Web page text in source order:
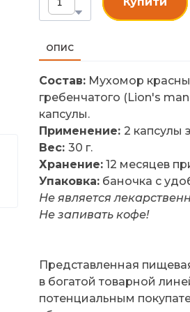
Купити
ОПИС
Состав: Мухомор
гребенчатого (Lion's
капсулы.
Применение: 2 капсулы
Вес: 30 г.
Хранение: 12 месяцев
Упаковка: баночка с
Не является
Не запивать кофе!
Представленная
в богатой товарной
потенциальным